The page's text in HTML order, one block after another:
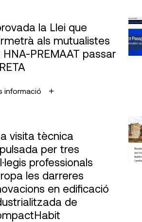
la Llei que
als mutualistes
HNA-PREMAAT passar
informació
visita tècnica
per tres
professionals
les darreres
en edificació
de